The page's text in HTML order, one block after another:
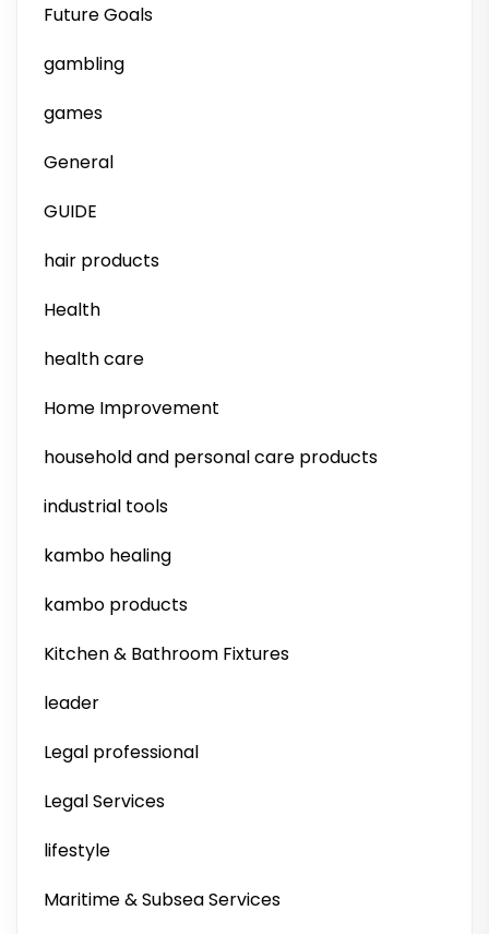
Future Goals
gambling
games
General
GUIDE
hair products
Health
health care
Home Improvement
household and personal care products
industrial tools
kambo healing
kambo products
Kitchen & Bathroom Fixtures
leader
Legal professional
Legal Services
lifestyle
Maritime & Subsea Services